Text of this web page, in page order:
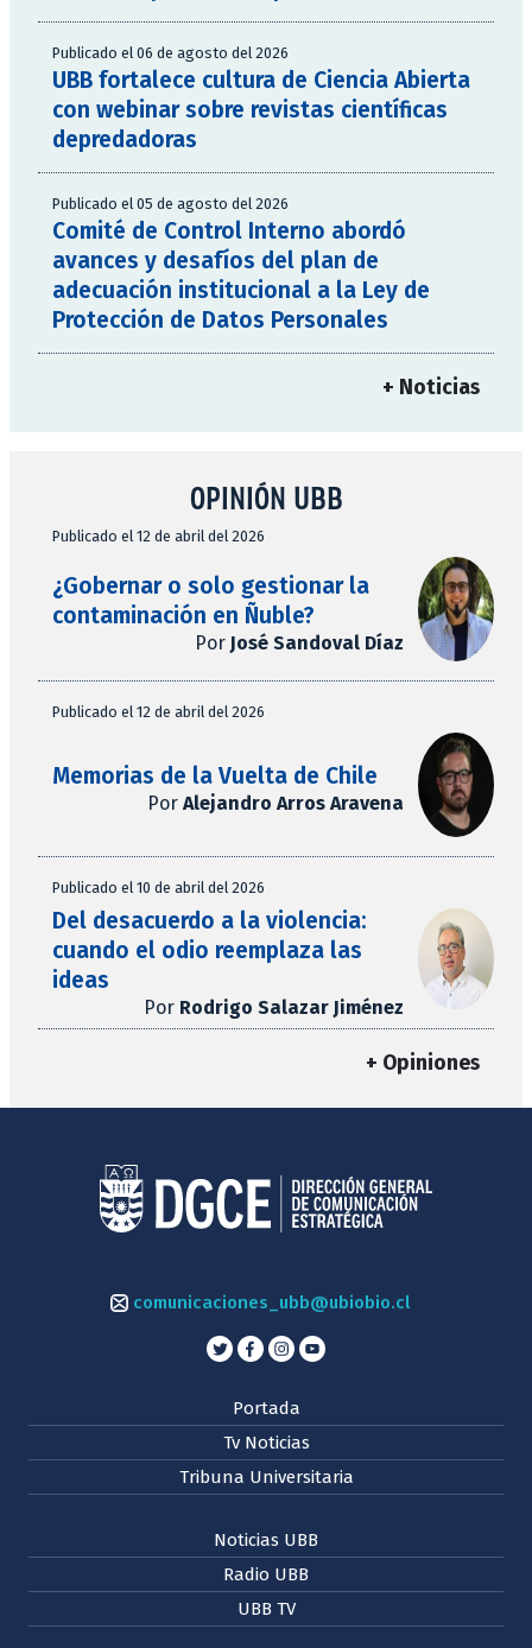
Publicado el 06 de agosto del 2026
UBB fortalece cultura de Ciencia Abierta
con webinar sobre revistas científicas
depredadoras
Publicado el 05 de agosto del 2026
Comité de Control Interno abordó
avances y desafíos del plan de
adecuación institucional a la Ley de
Protección de Datos Personales
+ Noticias
OPINIÓN UBB
Publicado el 12 de abril del 2026
¿Gobernar o solo gestionar la
contaminación en Ñuble?
Por José Sandoval Díaz
Publicado el 12 de abril del 2026
Memorias de la Vuelta de Chile
Por Alejandro Arros Aravena
Publicado el 10 de abril del 2026
Del desacuerdo a la violencia:
cuando el odio reemplaza las
ideas
Por Rodrigo Salazar Jiménez
+ Opiniones
comunicaciones_ubb@ubiobio.cl
Portada
Tv Noticias
Tribuna Universitaria
Noticias UBB
Radio UBB
UBB TV